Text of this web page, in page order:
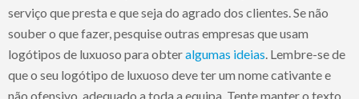
serviço que presta e que seja do agrado dos clientes. Se não
souber o que fazer, pesquise outras empresas que usam
logótipos de luxuoso para obteralgumas ideias . Lembre-se de
que o seu logótipo de luxuoso deve ter um nome cativante e
não ofensivo, adequado a toda a equipa. Tente manter o texto